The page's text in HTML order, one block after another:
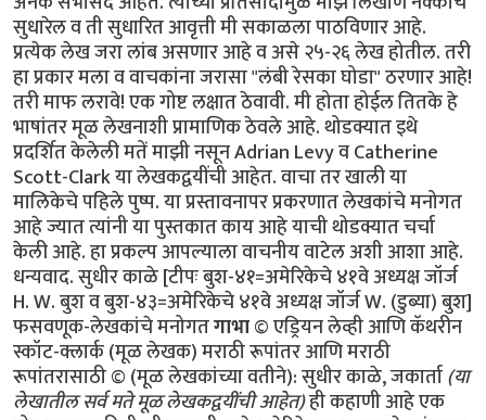
सुधारेल व ती सुधारित आवृत्ती मी सकाळला पाठविणार आहे.
प्रत्येक लेख जरा लांब असणार आहे व असे २५-२६ लेख होतील. तरी
हा प्रकार मला व वाचकांना जरासा "लंबी रेसका घोडा" ठरणार आहे!
तरी माफ लरावे! एक गोष्ट लक्षात ठेवावी. मी होता होईल तितके हे
भाषांतर मूळ लेखनाशी प्रामाणिक ठेवले आहे. थोडक्यात इथे
प्रदर्शित केलेली मतें माझी नसून Adrian Levy व Catherine
Scott-Clark या लेखकद्वयींची आहेत. वाचा तर खाली या
मालिकेचे पहिले पुष्प. या प्रस्तावनापर प्रकरणात लेखकांचे मनोगत
आहे ज्यात त्यांनी या पुस्तकात काय आहे याची थोडक्यात चर्चा
केली आहे. हा प्रकल्प आपल्याला वाचनीय वाटेल अशी आशा आहे.
धन्यवाद. सुधीर काळे [टीपः बुश-४१=अमेरिकेचे ४१वे अध्यक्ष जॉर्ज
H. W. बुश व बुश-४३=अमेरिकेचे ४१वे अध्यक्ष जॉर्ज W. (डुब्या) बुश]
फसवणूक-लेखकांचे मनोगतगाभा© एड्रियन लेव्ही आणि कॅथरीन
स्कॉट-क्लार्क (मूळ लेखक) मराठी रूपांतर आणि मराठी
रूपांतरासाठी © (मूळ लेखकांच्या वतीने): सुधीर काळे, जकार्ता(या
लेखातील सर्व मते मूळ लेखकद्वयींची आहेत)ही कहाणी आहे एक घोर फसवणूकीची. ही कहाणी आहे अमेरिकेच्या सरकारने त्यांच्याच निर्वाचित (अमेरिकन) लोकप्रतिनिधींची (व सार्‍या जगाचीच) कशी घोर फसवणूक केली त्याची, ज्या कृत्यांचे गंभीर परिणाम कदाचित कांहीं पिढ्यांनतर आपल्याला कळू लागतील. ही कहाणी आहे अमेरिकन नेत्यांच्या नैतिक अध:पाताची, त्यांच्या कवडीमोलाच्या तारतम्यबुद्धीची, अपुर्‍या पर्यवेक्षणाची, त्यांच्याभोवतीच्या सतत बदलणार्‍या जागतिक स्थितीबद्दलच्या माहितीची निष्काळजीपणाने व आळशीपणाने केलेल्या विश्लेषणांची/पृथक्करणांची! या चुकांचा गंभीर परिणाम होणार आहे आपल्या भोवतालचे जग आणखी अस्थिर होण्यात! या चुका करून अमेरिकन व पश्चिम युरोपियन नेतृत्वाने जागतिक धर्मयुद्ध पुकारणार्‍या शक्तींच्या हातात जणू एक नवे कोलीतच दिले आहे. याची सर्वप्रथम प्रचीती आली ४ फेब्रूवारी २००४ रोजी! या दिवशी पाकिस्तानचे सर्वात आदरणीय व गौरवप्राप्त शास्त्रज्ञ डॉ. अब्दुल कादीर खान पाकिस्तान चित्रवाणीच्या पडद्यावर सार्‍या पाकिस्तानी जनतेला दिसले. डॉ. खान हे नेहमीच रहस्याच्या पडद्याआड असत कारण ते तीस वर्षाहून जास्त काळ पाकिस्तानच्या अण्वस्त्रनिर्मितीच्या "गुपचुप" कार्यक्रमात गुंतलेले होते. उर्दू भाषेतली त्यांची भाषणे सर्वसाधारणपणे सार्‍या पाकिस्तानी जनतेला समजत व ती सारे लोक त्यांच्या प्रत्येक शब्दाकडे लक्ष देऊन ऐकतही. पण आज पाकिस्तानी सरकारने जाहीर केले होते कीं ते त्यांच्या चुकांची कबूली देणार आहेत. कदाचित त्यामुळे असेल. पण आज त्यांचे भाषण त्यांच्या देशबांधवांना सहज समजणार्‍या उर्दू भाषेत न होता सार्‍या जगाला समजणार्‍या इंग्रजी भाषेत झाले. "माझ्या प्रिय बंधू-भगिनींनो" अशी सुरुवात करून त्यांनी स्वत:च्या अनधिकृत अण्वस्त्रप्रसाराबद्दलच्या हालचालींची माहिती दिल्यावर समारोप करतांना ते म्हणाले "अल्ला पाकिस्तानला सुरक्षित ठेवो, पाकिस्तान अमर असो"! त्यांचे भाषण संपताक्षणी पाकिस्तानी लष्कराने डॉ खान यांनी प्रे. बुश ज्यांना "अनिष्ट राष्ट्रांचा अक्ष" म्हणत (Axis of Evil) त्या उत्तर कोरिया, इराण व लिबिया या अशा गिर्‍हाइकांसाठी एकट्याने हा अण्वस्त्रप्रसाराचा काळा बाजार कसा चालवला होता याची माहिती दिली. या घटनेनंतर पाकिस्तानला अण्वस्त्रें बनवायला सहाय्य करून अमेरिकेने सार्‍या जगाची कशी फसवणूक केली हे पहिल्यांदाच जगाच्या निदर्शनाला आले. अण्वस्त्रप्रसाराबद्दल कुप्रसिद्ध असलेल्या व "टायफॉइड मेरी" या (अपमानास्पद) टोपणनावाने ओळखल्या जाणार्‍या डॉ खाननी अशी कबूली का दिली याबाबत सार्‍या जगात तावातावाने तर्क-कुतर्क सुरू झाले. कुणाला वाटले की त्यांच्या राजकीय किंवा धार्मिक श्रद्धांमुळे दिली, कुणाला वाटले की स्वत:ची इभ्रत वाढविण्यासाठी व स्थान बळकट करण्यासाठी? कुणा बदमाष राजवटीसाठी? अफगाणिस्तानमधील जिहाद्यांसाठी? ओसामा बिन लादेनसाठी? कीं युरोप-अमेरिकेत अणूबॉम्ब उडवू पहाणार्‍या अतिरेक्यांच्या टोळ्यांसाठी? अनेक वृत्तपत्रांत आलेल्या अग्रलेखांत कुणाच्या फायद्यासाठी त्यांनी हा कबूलीजबाब दिला असावा याबाबतही तर्‍हेतर्‍हेच्या अटकळी प्रसिद्ध झाल्या. प्रेसिडेंट जॉर्ज बुश यांनीही या फसवणुकीला जणू संमतीच दिली. कांहीं दिवसांनंतर ते म्हणाले, "खान यांनी त्यांचे सारे गुन्हे मान्य केले आहेत आणि त्यांचे या गुन्ह्यातील सहकारी आता या धंद्यातून बाहेर फेकले गेले आहेत. खान व त्यांचे छोटे टोळके अतीशय धक्कादायक गुन्ह्यांबद्दल दोषी आहेत. पण त्यांच्यावर खटला घालायची गरज दिसत नाहीं. बुश पुढे म्हणाले, "प्रेसिडेंट मुशर्रफ यांनी मला आश्वासन दिले आहे कीं ते खान यांच्या जालाबद्दलची (network) सर्व माहिती अमेरिकन सरकारला देतील व तो देश (पाकिस्तान) अशा अण्वस्त्रप्रसाराच्या मुळाशी असू दिला जाणार नाहीं." पाकिस्तान सरकारचे या घटनेवर इतके पूर्ण नियंत्रण आहे कीं खान व त्यांच्या सहकारी शास्त्रज्ञांना अमेरिकेत खटला घालण्यासाठी अमेरिकेच्या किंवा इतर पाश्चात्य राष्ट्रांच्या स्वाधीन करण्याची गरज नाहीं. सत्य परिस्थिती तर अशी होती कीं खान यांची कबूली एक दिशाभूल करण्यासाठी दिलेली कॢप्तीच होती. अण्वस्त्रांची काळी बाजारपेठ खान यांच्या नियंत्रणाखाली चालली तर होतीच, पण जाहीर व खासगी वक्तव्यात फरक असा होता कीं अशा तर्‍हेचा काळा बाजार एका व्यक्तीचे काम नव्हते तर हे काम एका राष्ट्राच्या (पाकिस्तानच्या) परराष्ट्रनीतीचा भाग होता व त्याचे पर्यवेक्षण पाकिस्तानी लष्करी अधिकार्‍यांची टोळी करत होती. वर हे राष्ट्र अमेरिकेच्या अतिरेक्यांविरुद्धच्या लढाईतील एक महत्वाचे दोस्त राष्ट्र म्हणून दुटप्पीपणे मिरवत होते. तीसेक वर्षें लागोपाठ सत्तेवर आलेल्या अमेरिकन सरकारांनी, मग ती रिपब्लिकन पक्षाची असोत किंवा डेमोक्रॅटिक पक्षाची असोत, तसेच इंग्लंड व इतर पाश्चात्य युरोपियन राष्ट्रांनी पाकिस्तानला अतीशय मर्यादित प्रसारण असलेले व निषिद्ध असे अण्वस्त्रांबद्दलचे तंत्रज्ञान मिळवू दिले होते. एका अनर्थपूर्ण युगात पाकिस्तानने हे निषिद्ध तंत्रज्ञान कसे अनिष्ट राष्ट्रांना विकण्यात पुढाकार घेतला ही माहिती महत्वाची सरकारी साधने चुकीच्या दिशेने वापरून व आधीचे नियम रद्दबातल करून सर्वांपासून लपवून ठेवली. गुप्त माहिती मिळवण्याच्या क्रियेचीही धार बोथट करण्यात आली आणि परराष्ट्रखाते व संरक्षणखाते यासारख्या सरकारी खात्यांना जणू वेढून राष्ट्राध्यक्षांच्या तत्वांना पाठिंबा देण्यास, प्रतिनिधीसभेला डावलण्यास व देशाचे कायदे मोडण्यास भाग पाडण्यात आले होते. अमेरिकेच्या परराष्ट्रखात्याचा प्रवक्ता रिचर्ड बाऊचर याने डॉ खान प्रकरण म्हणजे पाकिस्तानी हुकूमशहा/राष्ट्राध्यक्ष मुशर्रफ यांच्या कसोटीचा क्षण असे वर्णन केले आहे. खान हे सर्व देशाचा मानबिंदू होते व त्यांचे नाव काढताच पाकिस्तानी नागरिकांची छाती गर्वाने फुगायची. पाकिस्तानला शिवणाच्या धारदार सुयासुद्धा बनवता येत नाहींत अशी मल्लीनाथी करणार्‍या डॉ खान यांनी अतीशय आधुनिक तंत्रज्ञानाचा वापर करून भारताच्या कुठल्याही शहरावर हल्ला करू शकणारी अण्वस्त्रे मोठ्या प्रमाणावर बनविण्याची एक "असेंब्ली लाईन" उभी केली व त्यांना पाकिस्तानी जनतेनेच "अणूबॉम्बचे पिताश्री" हा जणू एक किताबच दिला. फारच थोड्या लोकांना हे माहीत आहे की डॉ खान हे या अण्वस्त्र-उत्पादनाच्या प्रकल्पात अपघातानेच शिरले. पाकिस्तानात योग्यशी नोकरी न मिळाल्यामुळे ते चिडून उच्च शिक्षणासाठी युरोपला गेले व एका विश्वविद्यालयात प्रवेश मिळविण्याच्या रांगेत उभे असताना ’हेनी’ नावाच्या एका डच मुलीच्या प्रेमात पडले व तिच्याशी विवाहबद्ध झाले. एका गोर्‍या बाईचे पति म्हणून त्यांना एरवी मिळाली नसती अशी अतीशय संवेदनशील अशा गोपनीय क्षेत्रात भाषांतरकाराची नोकरी मिळाली व अण्वस्त्रांबद्दलची अतीशय गुप्त अशी माहिती त्यांच्या नजरेखालून जाऊ लागली. त्याचे महत्व समजल्यामुळे त्यांनी ती सर्व कागदपत्रे व ड्रॉइंग्ज चोरली व त्या कागदपत्रांनी भरलेले तीन पेटारे घेऊन ते पाकिस्तानात परत आले. जुल्फिकार अली भुत्तो यांच्या प्रोत्साहनाने ते अणूबॉम्ब बनवायच्या प्रोजेक्टचे प्रमुख झाले व मग त्या क्षेत्रात त्यांची व पाकिस्तानची प्रगती सुरू झाली. त्यानंतर पुढच्या वर्षापासून पाकिस्तानी अधिकारी व पाकिस्तानी दलाल/एजंट यांनी युरोप व उत्तर अमेरिकेत त्यांना हव्या असलेल्या यंत्रसामुग्री व इतर वस्तूंची जोरदार खरेदी सुरू केली. डॉ. खान हे सूत्रधाराचे व वेगवेगळ्या गटांमधील समन्वय ठेवण्याचे काम पहात होते व पश्चिम युरोपीमधील गुपचुपपणे अणूबॉम्ब बनविण्याचा कार्यक्रम राबवणार्‍या कंपन्यांतील वैज्ञानिक, कारखानदार, इंजिनियर व धातुशास्त्रज्ञ यांच्याबरोबरील मैत्री आणखी जवळची करून व त्यांच्याशी वागताना अतीशय गोडीगुलाबीचा वापर करून व त्यांच्यावर आपल्या गोड बोलण्याने एक तर्‍हेची छाप किंवा मोहिनी टाकून अशी सामग्री मिळवण्याच्या वाटेतील अडचणी दूर करत होते. जेंव्हा १९७७ साली भुत्तोंची पंतप्रधानपदावरून उचलबांगडी झाली, तेंव्हा हा अणूप्रकल्प नवे हुकूमशहा ज. झिया उल हक यांच्या अखत्यारीतील सैनिकी विभागाकडे जावा अशी अमेरिकन गुप्तचर संघटना सी.आय.ए.ची इच्छा होती. त्यामुळे खान यांचे जगभरच्या खरेदीमध्ये गुंतलेले गट पाकिस्तानी लष्करशहा व पाकिस्तानी गुप्तचर संघटना आय. एस. आय. यांच्या हुकुमाखाली आले. (म्हणजेच अमेरिकन गुप्तचर संघटना सी.आय.ए.ला या अणूबॉम्ब प्रकल्पाची कल्पना १९७७ पासून होती) पण तसे असले तरी पाकिस्तानच्या अणूबॉम्ब प्रकल्पाबद्दल जास्त माहिती असणे हे तोट्याचे ठरू लागले. जिमी कार्टर हे १९७७ सालची राष्ट्रपतीपदाची निवडणूक जिंकून अधिकारावर आले तेंव्हा जगातली अण्वस्त्रें कमी करायची हे ध्येय समोर ठेवूनच ते अधिकारावर आले होते. पण त्यांचे राष्ट्रीय सुऱक्षा सल्लागार बिन्यू ब्रेझिंस्की (Zbigniew Brzezinski) यांनी त्यांना त्यांची दिशा बदलायचा सल्ला दिला. पाकिस्तान हे राष्ट्र साम्यवादाविरुद्धच्या लढाईतील एक धक्काप्रतिबंधक (buffer) म्हणून उपयुक्त राष्ट्र असल्याचा कार्टर यांना सल्ला देण्यात आला व पाकिस्तानला या कामात राजी-खुषी सामील करून घेण्यासाठी त्या राष्ट्राचे मन वळविण्याचाही त्यांना सल्ला दिला. झियाच्या मनसुब्याला छुपा पाठिंबा देऊन मग त्याच्या मोबदल्यात अण्वस्त्रे बनवायची ही योजना होती! पाकिस्तानने जर रशियाचा प्रतिकार केला तर त्यांच्या अण्वस्त्रें बनविण्याच्या प्रकल्पाकडे अमेरिका दुर्ल़क्ष करेल असेही ज. झियांना सांगण्यात आले. १९८० साली कार्टर यांच्या जागी रेगन आले व त्यांनी कार्टर यांच्या अण्वस्त्रप्रसारबंदीच्या कार्यक्रमाला केरात काढले. राष्ट्रीय सुरक्षा समिती व सल्लागार यांचेही अवमूल्यन करण्यात आले व विल्यम केसी यांच्या नेतृत्वाखाली सी.आय.ए. ही संघटना सर्वेसर्वा झाली आणि गुप्तहेरखाते एक माहितीचे साधनच न रहाता ते एक प्रे. रेगन यांच्या धोरणाच्या समर्थनार्थ वापरायचे एक हत्यार बनले. त्यापाठोपाठ अमेरिकन अधिकारी पैसे घेऊन इस्लामाबादला पोचले व बरोबर हाही निरोप घेऊन आले कीं अमेरिका पाकिस्तानच्या वाढत्या अण्वस्त्रें बनविण्याच्या प्रकल्पाकडे काणाडोळा करेल. पण पुढे जसजसे पाकिस्तानच्या अण्वस्त्रनिर्मितीच्या प्रकल्पाचे रोपटे भराभर वाढू लागले तसतसे तो प्रकल्प गुप्त ठेवणे अवघड जाऊ लागले. प्रे. रेगन यांनी आशावादावर आधारित आक्रमकपणे तह/करार करण्याचा पायंडा मरगळलेल्या वॉशिंग्टनला आणला, पण उपयुक्ततेच्या व सोयीच्या तत्वावर जे परराष्ट्र धोरण सुरू केले गेले त्याचे रूपांतर झपाट्याने एका षड्यंत्रात झाले ज्यात अमेरिकेचे परराष्ट्रखातेही सामील झाले व पाकिस्तानच्या अण्वस्त्र-प्रकल्पाबद्दलच्या गुप्त बातम्यावर जे विरोध करतील त्यांच्या कामात अडथळेही आणू लागले. या सावळ्या गोंधळात पाकिस्तानने १९८३ साली स्फोटकें न वापरता केलेली अण्वस्त्रांची चांचणी (cold-testing), एवढेच नव्हे तर स्फोटकांसह चीनच्या मदतीने १९८४ साली केलेली चांचणीही (hot-testing) गुप्त ठेवण्यात अमेरिकेला यश मिळाले. पाकिस्तान व चीन या देशांमधील अण्वस्त्र-संबंधांना खोल गाडून टाकण्यातही रेगनच्या अधिकार्‍यांना यश मिळाले. यात चीनकडून मिळालेली बॉम्बची ड्रॉइंग्स, रेडियो आयसोटोप्स व इतर "हवी ती व हवी तितकी" तांत्रिक मदत यांचाही समावेश होता. याच्या मोबदल्यात चिनी आण्विक ऊर्जा कंत्राटदारांकडून अमेरिकन कंपन्यांनी कोट्यानुकोटी डॉलर्सची कंत्राटे मिळविली. जेंव्हा प्रे. रेगन यांची कारकीर्द १९८९ साली संपली तेंव्हा पाकिस्तानकडे चांचणी केलेली व वापरता येण्याजोगी अण्वस्त्रे होती. व या अस्त्रांच्या निर्मितीचा बहुतांश खर्च अमेरिकेकडून ’मदत’ म्हणून मिळालेल्या पैशातूनच झाला होता कारण ’मदत’ म्हणून मिळालेल्या पुंजीतले अब्जावधी डॉलर्स पाकिस्तानच्या लष्करशहांनी या कामाकडे वळविले होते. अमेरिकेच्या पेंटॅगॉनमधील अधिकारी पाकिस्तानचे रक्षक/वॉचमन ठरले. त्यांनी गुप्तहेरखात्यांचे अहवाल आपल्याला हवे तसे पुन्हा लिहिवले ज्यात पाकिस्तानच्या या अण्वस्त्रक्षमतेबद्दल जाणून-बुजून आहे त्यापेक्षा कमी आहे असे दाखविले गेले. तेही अशा वेळी कीं इस्लामाबाद व दिल्ली यांच्यातला संघर्ष अगदी निकरावर आला होत